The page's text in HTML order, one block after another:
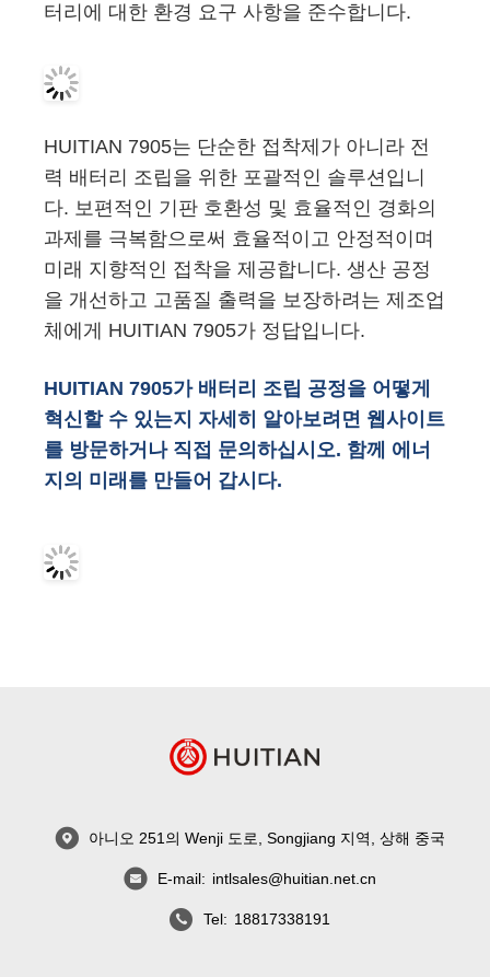
터리에 대한 환경 요구 사항을 준수합니다.
HUITIAN 7905는 단순한 접착제가 아니라 전
력 배터리 조립을 위한 포괄적인 솔루션입니
다. 보편적인 기판 호환성 및 효율적인 경화의
과제를 극복함으로써 효율적이고 안정적이며
미래 지향적인 접착을 제공합니다. 생산 공정
을 개선하고 고품질 출력을 보장하려는 제조업
체에게 HUITIAN 7905가 정답입니다.
HUITIAN 7905가 배터리 조립 공정을 어떻게
혁신할 수 있는지 자세히 알아보려면 웹사이트
를 방문하거나 직접 문의하십시오. 함께 에너
지의 미래를 만들어 갑시다.
아니오 251의 Wenji 도로, Songjiang 지역, 상해 중국
E-mail: intlsales@huitian.net.cn
Tel: 18817338191